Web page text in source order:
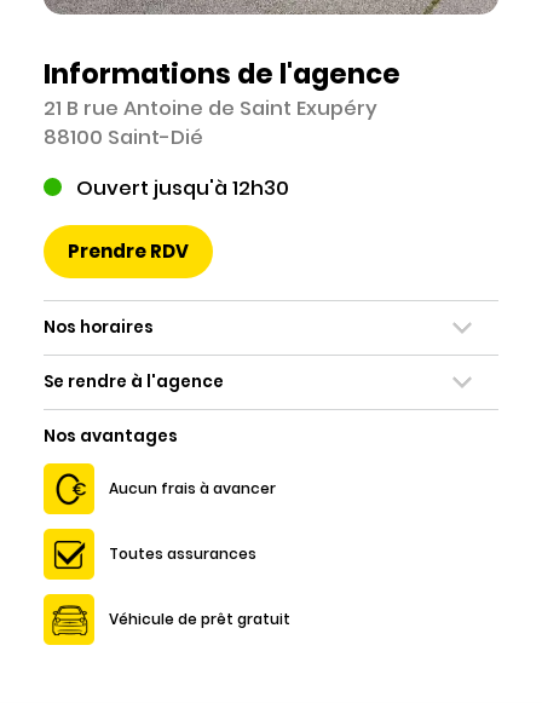
Informations de l'agence
21 B rue Antoine de Saint Exupéry
88100 Saint-Dié
Ouvert jusqu'à 12h30
Prendre RDV
Nos horaires
Se rendre à l'agence
Nos avantages
Aucun frais à avancer
Toutes assurances
Véhicule de prêt gratuit